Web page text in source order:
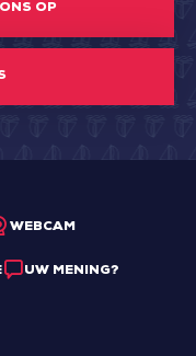
OP
WEBCAM
UW MENING?